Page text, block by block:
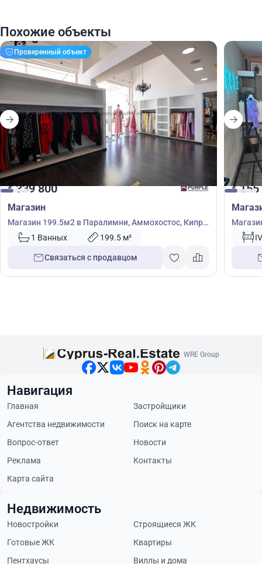
Похожие объекты
Проверенный объект
€339 800
Магазин
Магазин 199.5м2 в Паралимни, Аммохостос, Кипр
№ 499021 Ванных 199.5 м²
Связаться с продавцом
€155
WRE Group
Навигация
Главная
Застройщики
Агентства недвижимости
Поиск на карте
Вопрос-ответ
Новости
Реклама
Контакты
Карта сайта
Недвижимость
Новостройки
Строящиеся ЖК
Готовые ЖК
Квартиры
Пентхаусы
Виллы и дома